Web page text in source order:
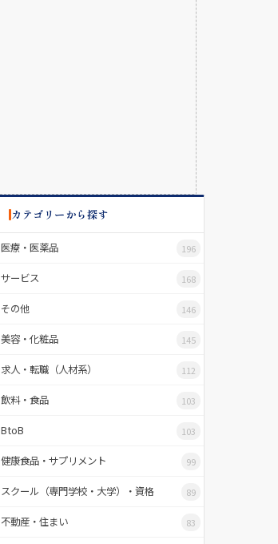
カテゴリーから探す
医療・医薬品 196
サービス 168
その他 146
美容・化粧品 145
求人・転職（人材系） 112
飲料・食品 103
BtoB 103
健康食品・サプリメント 99
スクール（専門学校・大学）・資格 89
不動産・住まい 83